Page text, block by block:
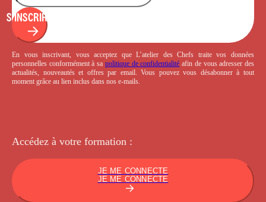
S'INSCRIRE
En vous inscrivant, vous acceptez que L’atelier des Chefs traite vos données
personnelles conformément à sa politique de confidentialité afin de vous adresser des
actualités, nouveautés et offres par email. Vous pouvez vous désabonner à tout
moment grâce au lien inclus dans nos e-mails.
Accédez à votre formation :
JE ME CONNECTE
JE ME CONNECTE